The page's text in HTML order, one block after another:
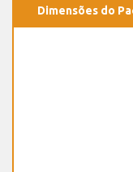
Dimensões do